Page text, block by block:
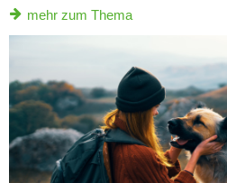
mehr zum Thema